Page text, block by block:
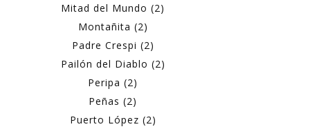
Mitad del Mundo (2)
Montañita (2)
Padre Crespi (2)
Pailón del Diablo (2)
Peripa (2)
Peñas (2)
Puerto López (2)